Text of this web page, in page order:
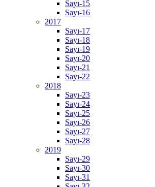
Sayı-15
Sayı-16
2017
Sayı-17
Sayı-18
Sayı-19
Sayı-20
Sayı-21
Sayı-22
2018
Sayı-23
Sayı-24
Sayı-25
Sayı-26
Sayı-27
Sayı-28
2019
Sayı-29
Sayı-30
Sayı-31